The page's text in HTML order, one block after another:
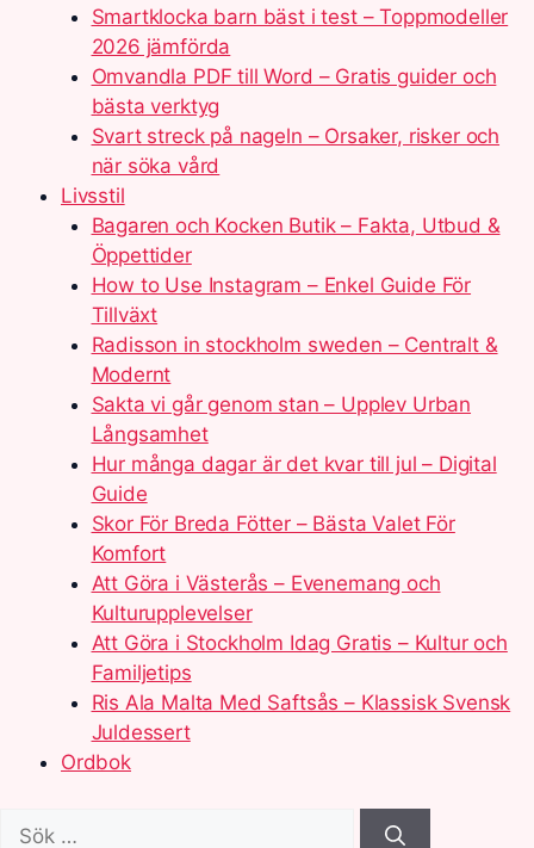
Smartklocka barn bäst i test – Toppmodeller
2026 jämförda
Omvandla PDF till Word – Gratis guider och
bästa verktyg
Svart streck på nageln – Orsaker, risker och
när söka vård
Livsstil
Bagaren och Kocken Butik – Fakta, Utbud &
Öppettider
How to Use Instagram – Enkel Guide För
Tillväxt
Radisson in stockholm sweden – Centralt &
Modernt
Sakta vi går genom stan – Upplev Urban
Långsamhet
Hur många dagar är det kvar till jul – Digital
Guide
Skor För Breda Fötter – Bästa Valet För
Komfort
Att Göra i Västerås – Evenemang och
Kulturupplevelser
Att Göra i Stockholm Idag Gratis – Kultur och
Familjetips
Ris Ala Malta Med Saftsås – Klassisk Svensk
Juldessert
Ordbok